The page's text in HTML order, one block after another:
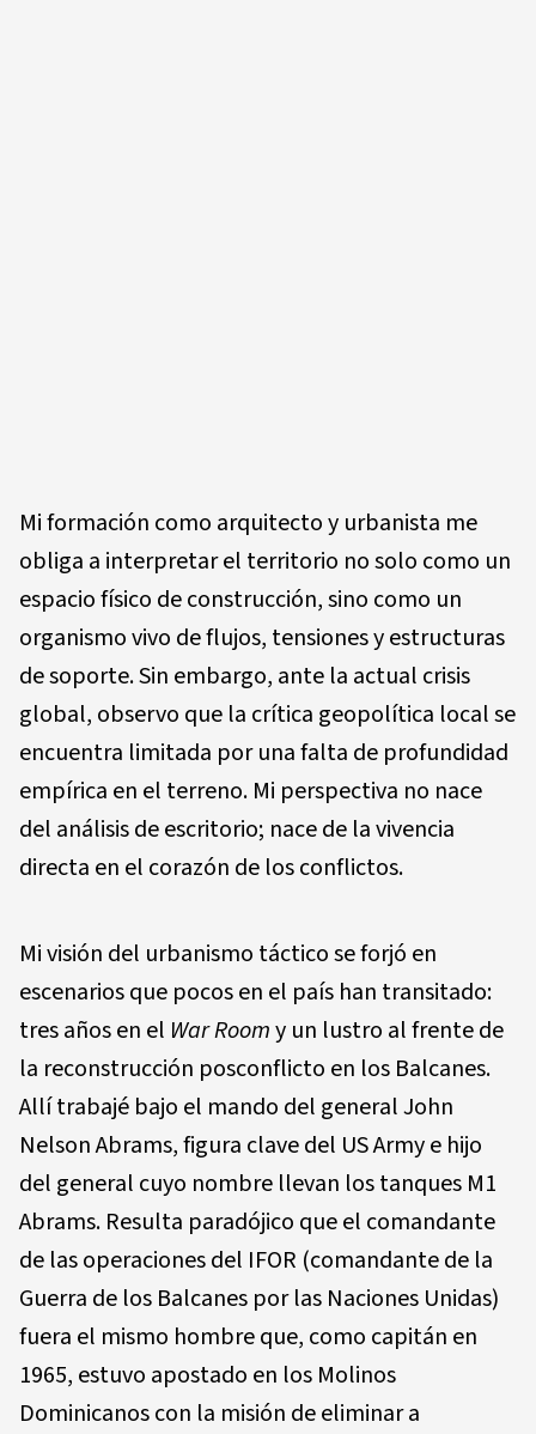
Mi formación como arquitecto y urbanista me
obliga a interpretar el territorio no solo como un
espacio físico de construcción, sino como un
organismo vivo de flujos, tensiones y estructuras
de soporte. Sin embargo, ante la actual crisis
global, observo que la crítica geopolítica local se
encuentra limitada por una falta de profundidad
empírica en el terreno. Mi perspectiva no nace
del análisis de escritorio; nace de la vivencia
directa en el corazón de los conflictos.
Mi visión del urbanismo táctico se forjó en
escenarios que pocos en el país han transitado:
tres años en el War Roomy un lustro al frente de
la reconstrucción posconflicto en los Balcanes.
Allí trabajé bajo el mando del general John
Nelson Abrams, figura clave del US Army e hijo
del general cuyo nombre llevan los tanques M1
Abrams. Resulta paradójico que el comandante
de las operaciones del IFOR (comandante de la
Guerra de los Balcanes por las Naciones Unidas)
fuera el mismo hombre que, como capitán en
1965, estuvo apostado en los Molinos
Dominicanos con la misión de eliminar a